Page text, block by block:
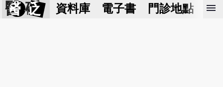
醫 砭 資料庫 電子書 門診地點 預
menu